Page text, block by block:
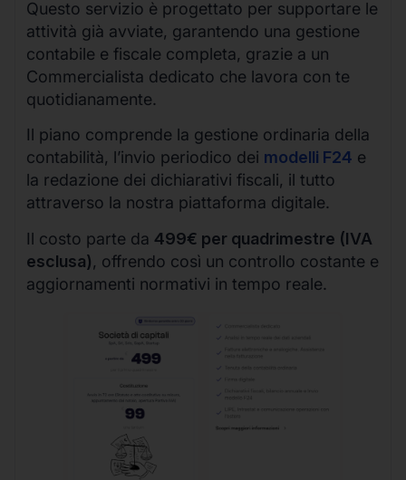
Questo servizio è progettato per supportare le
attività già avviate, garantendo una gestione
contabile e fiscale completa, grazie a un
Commercialista dedicato che lavora con te
quotidianamente.
Il piano comprende la gestione ordinaria della
contabilità, l’invio periodico dei modelli F24 e
la redazione dei dichiarativi fiscali, il tutto
attraverso la nostra piattaforma digitale.
Il costo parte da 499€ per quadrimestre (IVA
esclusa), offrendo così un controllo costante e
aggiornamenti normativi in tempo reale.